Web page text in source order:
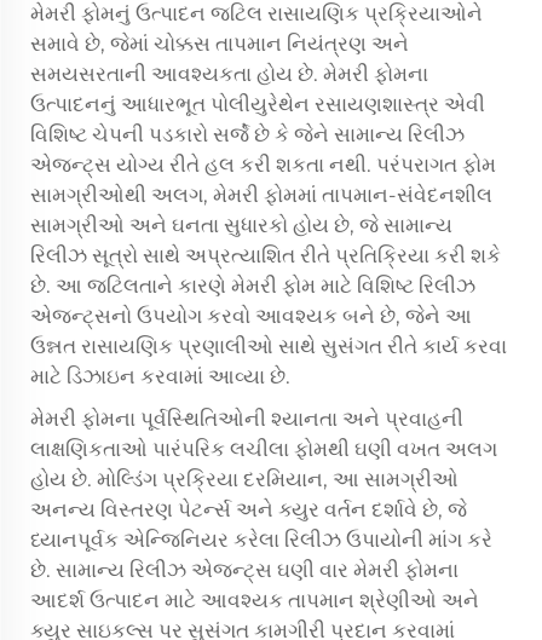
મેમરી ફોમનું ઉત્પાદન જટિલ રાસાયણિક પ્રક્રિયાઓને
સમાવે છે, જેમાં ચોક્કસ તાપમાન નિયંત્રણ અને
સમયસરતાની આવશ્યકતા હોય છે. મેમરી ફોમના
ઉત્પાદનનું આધારભૂત પોલીયુરેથેન રસાયણશાસ્ત્ર એવી
વિશિષ્ટ ચેપની પડકારો સર્જે છે કે જેને સામાન્ય રિલીઝ
એજન્ટ્સ યોગ્ય રીતે હલ કરી શકતા નથી. પરંપરાગત ફોમ
સામગ્રીઓથી અલગ, મેમરી ફોમમાં તાપમાન-સંવેદનશીલ
સામગ્રીઓ અને ઘનતા સુધારકો હોય છે, જે સામાન્ય
રિલીઝ સૂત્રો સાથે અપ્રત્યાશિત રીતે પ્રતિક્રિયા કરી શકે
છે. આ જટિલતાને કારણે મેમરી ફોમ માટે વિશિષ્ટ રિલીઝ
એજન્ટ્સનો ઉપયોગ કરવો આવશ્યક બને છે, જેને આ
ઉન્નત રાસાયણિક પ્રણાલીઓ સાથે સુસંગત રીતે કાર્ય કરવા
માટે ડિઝાઇન કરવામાં આવ્યા છે.
મેમરી ફોમના પૂર્વસ્થિતિઓની શ્યાનતા અને પ્રવાહની
લાક્ષણિકતાઓ પારંપરિક લચીલા ફોમથી ઘણી વખત અલગ
હોય છે. મોલ્ડિંગ પ્રક્રિયા દરમિયાન, આ સામગ્રીઓ
અનન્ય વિસ્તરણ પેટર્ન્સ અને ક્યુર વર્તન દર્શાવે છે, જે
ધ્યાનપૂર્વક એન્જિનિયર કરેલા રિલીઝ ઉપાયોની માંગ કરે
છે. સામાન્ય રિલીઝ એજન્ટ્સ ઘણી વાર મેમરી ફોમના
આદર્શ ઉત્પાદન માટે આવશ્યક તાપમાન શ્રેણીઓ અને
ક્યુર સાઇકલ્સ પર સુસંગત કામગીરી પ્રદાન કરવામાં